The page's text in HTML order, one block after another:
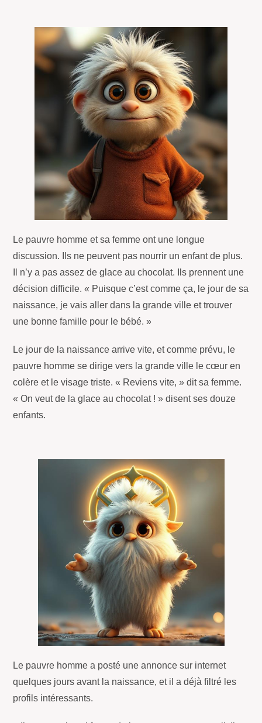
Le pauvre homme et sa femme ont une longue
discussion. Ils ne peuvent pas nourrir un enfant de plus.
Il n’y a pas assez de glace au chocolat. Ils prennent une
décision difficile. « Puisque c’est comme ça, le jour de sa
naissance, je vais aller dans la grande ville et trouver
une bonne famille pour le bébé. »
Le jour de la naissance arrive vite, et comme prévu, le
pauvre homme se dirige vers la grande ville le cœur en
colère et le visage triste. « Reviens vite, » dit sa femme.
« On veut de la glace au chocolat ! » disent ses douze
enfants.
Le pauvre homme a posté une annonce sur internet
quelques jours avant la naissance, et il a déjà filtré les
profils intéressants.